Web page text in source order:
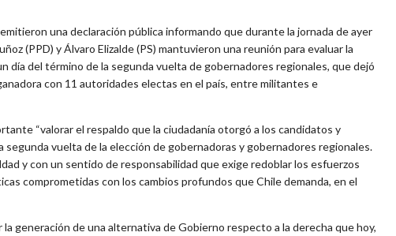
una declaración pública informando que durante la jornada de ayer
(PPD) y Álvaro Elizalde (PS) mantuvieron una reunión para evaluar la
día del término de la segunda vuelta de gobernadores regionales, que dejó
con 11 autoridades electas en el país, entre militantes e
“valorar el respaldo que la ciudadanía otorgó a los candidatos y
vuelta de la elección de gobernadoras y gobernadores regionales.
y con un sentido de responsabilidad que exige redoblar los esfuerzos
comprometidas con los cambios profundos que Chile demanda, en el
generación de una alternativa de Gobierno respecto a la derecha que hoy,